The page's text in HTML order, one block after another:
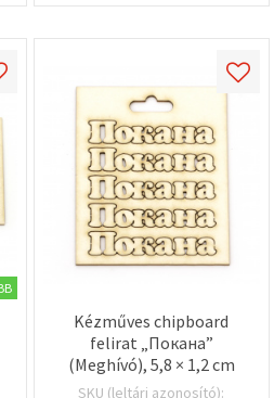
Kézműves chipboard
felirat „Покана”
(Meghívó), 5,8 × 1,2 cm
SKU (leltári azonosító):